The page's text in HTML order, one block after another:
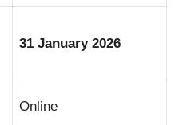
31 January 2026
Online